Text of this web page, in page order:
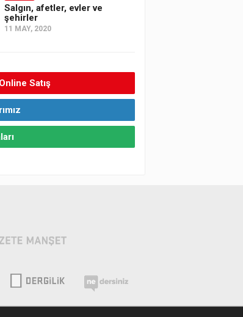
Salgın, afetler, evler ve
şehirler
11 MAY, 2020
Satış